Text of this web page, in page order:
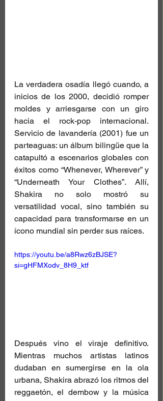
La verdadera osadía llegó cuando, a
inicios de los 2000, decidió romper
moldes y arriesgarse con un giro
hacia el rock-pop internacional.
Servicio de lavandería (2001) fue un
parteaguas: un álbum bilingüe que la
catapultó a escenarios globales con
éxitos como “Whenever, Wherever” y
“Underneath Your Clothes”. Allí,
Shakira no solo mostró su
versatilidad vocal, sino también su
capacidad para transformarse en un
ícono mundial sin perder sus raíces.
https://youtu.be/a8Rwz6zBJSE?
si=gHFMXodv_8H9_ktf
Después vino el viraje definitivo.
Mientras muchos artistas latinos
dudaban en sumergirse en la ola
urbana, Shakira abrazó los ritmos del
reggaetón, el dembow y la música